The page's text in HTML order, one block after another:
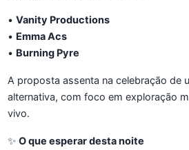
• Vanity Productions
• Emma Acs
• Burning Pyre
A proposta assenta na celebração de
alternativa, com foco em exploração
vivo.
✨ O que esperar desta noite